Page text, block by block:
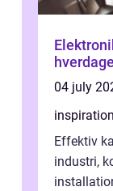
Elektronik
04 july
inspiration
Effektiv
industri,